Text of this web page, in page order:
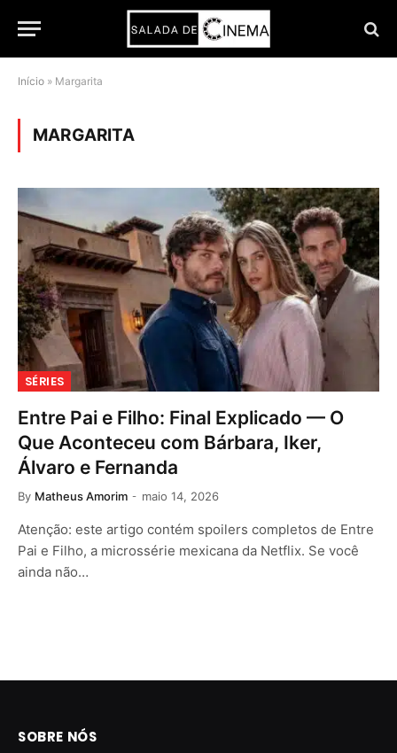
Início » Margarita
MARGARITA
SÉRIES
Entre Pai e Filho: Final Explicado — O
Que Aconteceu com Bárbara, Iker,
Álvaro e Fernanda
By Matheus Amorim maio 14, 2026
Atenção: este artigo contém spoilers completos de Entre
Pai e Filho, a microssérie mexicana da Netflix. Se você
ainda não…
SOBRE NÓS